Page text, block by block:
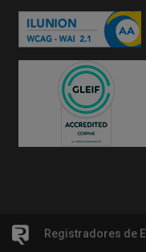
Registradores de